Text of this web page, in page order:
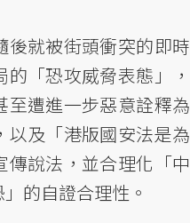
就被街頭衝突的即時
「恐攻威脅表態」，
至遭進一步惡意詮釋為
以及「港版國安法是為
傳說法，並合理化「中
的自證合理性。